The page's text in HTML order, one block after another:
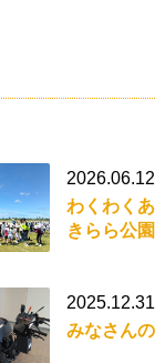
2026.06.12
わくわく
きらら公
2025.12.31
みなさん